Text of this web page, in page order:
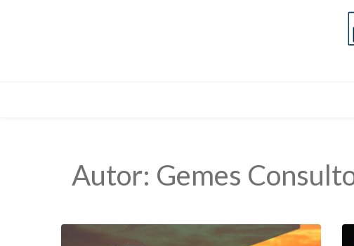
Autor: Gemes